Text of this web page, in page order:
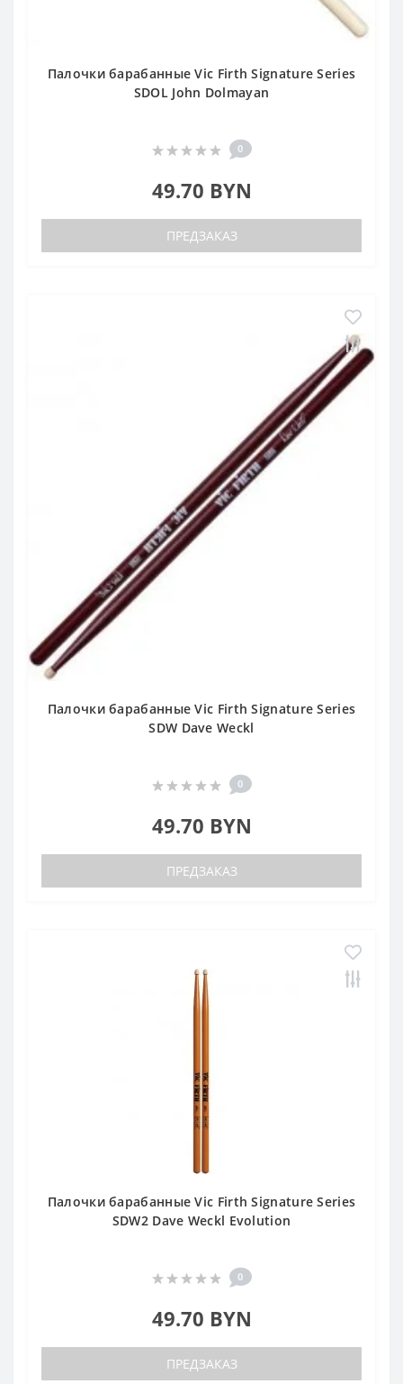
Палочки барабанные Vic Firth Signature Series
SDOL John Dolmayan
0
49.70 BYN
ПРЕДЗАКАЗ
Палочки барабанные Vic Firth Signature Series
SDW Dave Weckl
0
49.70 BYN
ПРЕДЗАКАЗ
Палочки барабанные Vic Firth Signature Series
SDW2 Dave Weckl Evolution
0
49.70 BYN
ПРЕДЗАКАЗ